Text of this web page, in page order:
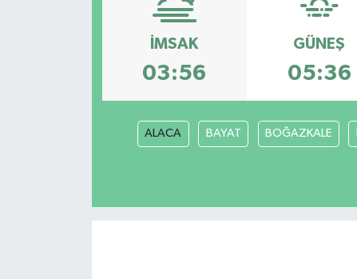
İMSAK
03:56
GÜNEŞ
05:36
ALACA BAYAT BOĞAZKALE